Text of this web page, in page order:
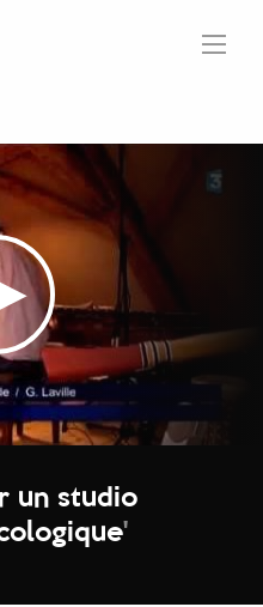
un studio
'